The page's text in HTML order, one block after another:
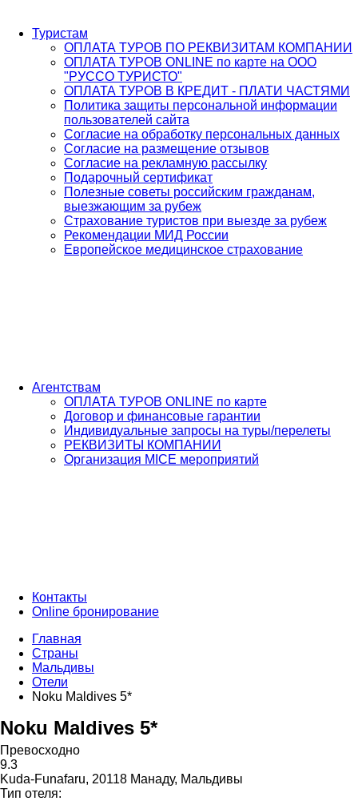
Туристам
ОПЛАТА ТУРОВ ПО РЕКВИЗИТАМ КОМПАНИИ
ОПЛАТА ТУРОВ ONLINE по карте на ООО
"РУССО ТУРИСТО"
ОПЛАТА ТУРОВ В КРЕДИТ - ПЛАТИ ЧАСТЯМИ
Политика защиты персональной информации
пользователей сайта
Согласие на обработку персональных данных
Согласие на размещение отзывов
Согласие на рекламную рассылку
Подарочный сертификат
Полезные советы российским гражданам,
выезжающим за рубеж
Страхование туристов при выезде за рубеж
Рекомендации МИД России
Европейское медицинское страхование
Агентствам
ОПЛАТА ТУРОВ ONLINE по карте
Договор и финансовые гарантии
Индивидуальные запросы на туры/перелеты
РЕКВИЗИТЫ КОМПАНИИ
Организация MICE мероприятий
Контакты
Online бронирование
Главная
Страны
Мальдивы
Отели
Noku Maldives 5*
Noku Maldives 5*
Превосходно
9.3
Kuda-Funafaru, 20118 Манаду, Мальдивы
Тип отеля: